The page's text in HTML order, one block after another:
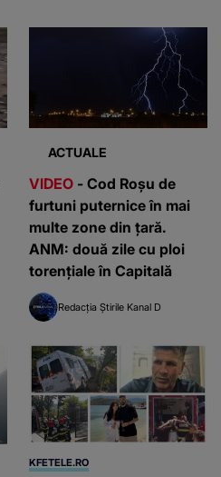
ACTUALE
VIDEO - Cod Roșu de
furtuni puternice în mai
multe zone din țară.
ANM: două zile cu ploi
torențiale în Capitală
Redacția Știrile Kanal D
KFETELE.RO